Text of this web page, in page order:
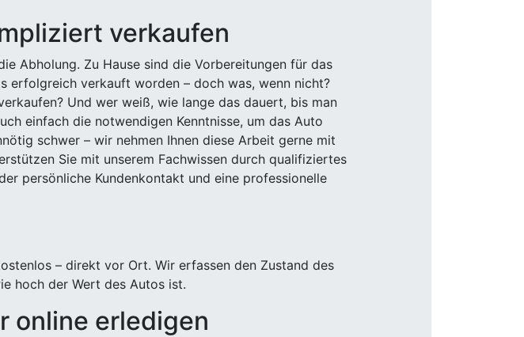
verkaufen
Abholung. Zu Hause sind die Vorbereitungen für das
erfolgreich verkauft worden – doch was, wenn nicht?
Und wer weiß, wie lange das dauert, bis man
einfach die notwendigen Kenntnisse, um das Auto
schwer – wir nehmen Ihnen diese Arbeit gerne mit
Sie mit unserem Fachwissen durch qualifiziertes
persönliche Kundenkontakt und eine professionelle
– direkt vor Ort. Wir erfassen den Zustand des
hoch der Wert des Autos ist.
online erledigen